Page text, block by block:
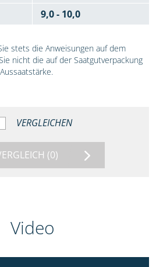
9,0 - 10,0
stets die Anweisungen auf dem
nicht die auf der Saatgutverpackung
VERGLEICHEN
(0)
Video